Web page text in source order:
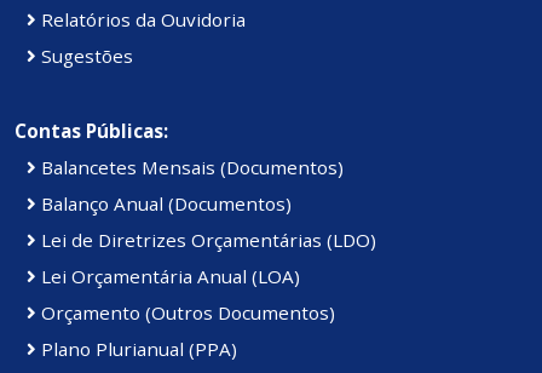
Relatórios da Ouvidoria
Sugestões
Contas Públicas:
Balancetes Mensais (Documentos)
Balanço Anual (Documentos)
Lei de Diretrizes Orçamentárias (LDO)
Lei Orçamentária Anual (LOA)
Orçamento (Outros Documentos)
Plano Plurianual (PPA)